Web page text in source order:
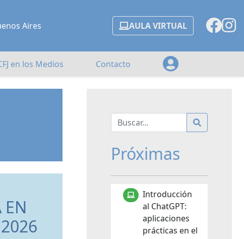
Aires AULA VIRTUAL
en los Medios Contacto
EN
Próximas
Introducción
al ChatGPT:
aplicaciones
prácticas en el